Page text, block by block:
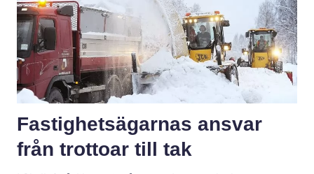
Fastighetsägarnas ansvar
från trottoar till tak